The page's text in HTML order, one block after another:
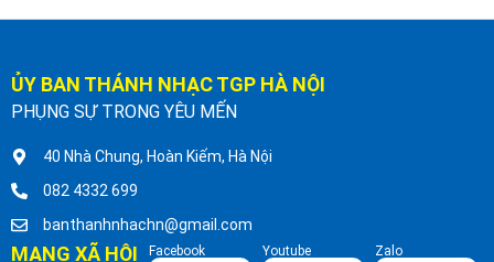
ỦY BAN THÁNH NHẠC TGP HÀ NỘI
PHỤNG SỰ TRONG YÊU MẾN
40 Nhà Chung, Hoàn Kiếm, Hà Nội
082 4332 699
banthanhnhachn@gmail.com
MẠNG XÃ HỘI Facebook Youtube Zalo